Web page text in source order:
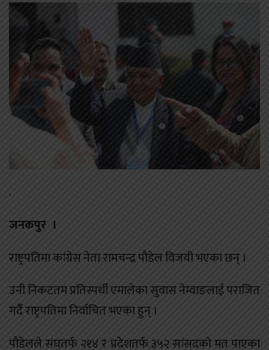
.
जनकपुर ।
राष्ट्रपतिमा कांग्रेस नेता रामचन्द्र पौडेल विजयी भएका छन् ।
उनी निकटतम प्रतिस्पर्धी एमालेका सुवास नेम्वाङलाई पराजित
गर्दै राष्ट्रपतिमा निर्वाचित भएका हुन् ।
पौडेलले संघतर्फ २१४ र प्रदेशतर्फ ३५२ सांसदको मत पाएका